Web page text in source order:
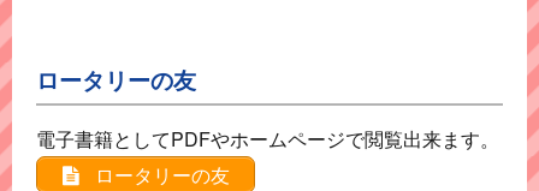
ロータリーの友
電子書籍としてPDFやホームページで閲覧出来ます。
ロータリーの友